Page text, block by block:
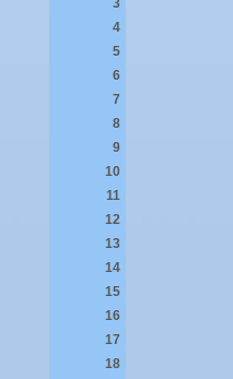
3
4
5
6
7
8
9
10
11
12
13
14
15
16
17
18